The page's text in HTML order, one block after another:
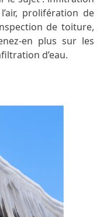
prolifération de
de toiture,
en plus sur les
d’eau.